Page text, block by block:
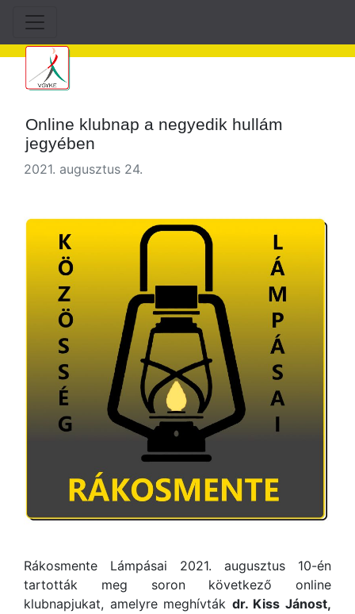
Online klubnap a negyedik hullám
jegyében
2021. augusztus 24.
Rákosmente Lámpásai 2021. augusztus 10-én
tartották meg soron következő online
klubnapjukat, amelyre meghívták dr. Kiss Jánost,